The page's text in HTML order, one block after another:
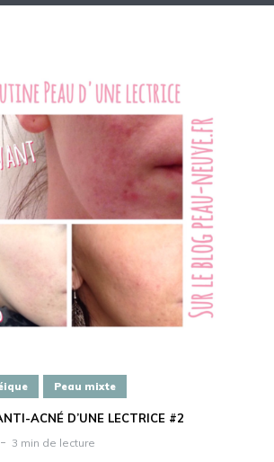
Peau mixte
ACNÉ D’UNE LECTRICE #2
3 min de lecture